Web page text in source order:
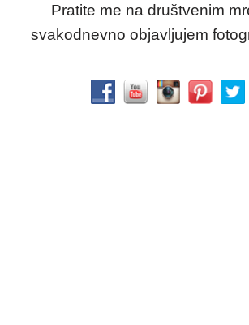
Pratite me na društvenim
svakodnevno objavljujem